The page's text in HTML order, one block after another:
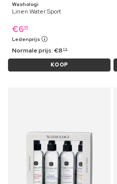
Washologi
Linen Water Sport
€699
Ledenprijs
Normale prijs:€8 79
KOOP